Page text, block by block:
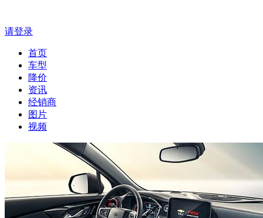
请登录
首页
车型
降价
资讯
经销商
图片
视频